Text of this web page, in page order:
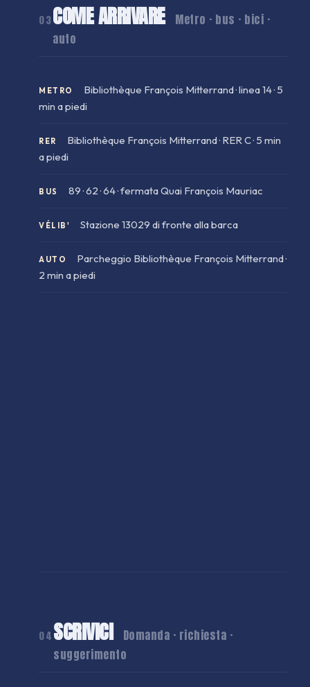
Programma
Menu
Info
03COME ARRIVARE
Metro · bus · bici ·
auto
METRO
Bibliothèque François Mitterrand · linea 14 · 5
min a piedi
RER
Bibliothèque François Mitterrand · RER C · 5 min
a piedi
BUS 89 · 62 · 64 · fermata Quai François Mauriac
VÉLIB' Stazione 13029 di fronte alla barca
AUTO
Parcheggio Bibliothèque François Mitterrand ·
2 min a piedi
04SCRIVICI
Domanda · richiesta ·
suggerimento